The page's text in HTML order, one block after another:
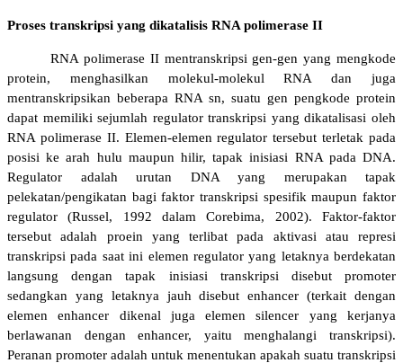
Proses transkripsi yang dikatalisis RNA polimerase II
RNA polimerase II mentranskripsi gen-gen yang mengkode
protein, menghasilkan molekul-molekul RNA dan juga
mentranskripsikan beberapa RNA sn, suatu gen pengkode protein
dapat memiliki sejumlah regulator transkripsi yang dikatalisasi oleh
RNA polimerase II. Elemen-elemen regulator tersebut terletak pada
posisi ke arah hulu maupun hilir, tapak inisiasi RNA pada DNA.
Regulator adalah urutan DNA yang merupakan tapak
pelekatan/pengikatan bagi faktor transkripsi spesifik maupun faktor
regulator (Russel, 1992 dalam Corebima, 2002). Faktor-faktor
tersebut adalah proein yang terlibat pada aktivasi atau represi
transkripsi pada saat ini elemen regulator yang letaknya berdekatan
langsung dengan tapak inisiasi transkripsi disebut promoter
sedangkan yang letaknya jauh disebut enhancer (terkait dengan
elemen enhancer dikenal juga elemen silencer yang kerjanya
berlawanan dengan enhancer, yaitu menghalangi transkripsi).
Peranan promoter adalah untuk menentukan apakah suatu transkripsi